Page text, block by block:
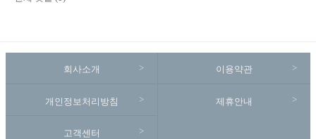
회사소개 이용약관
개인정보처리방침 제휴안내
고객센터